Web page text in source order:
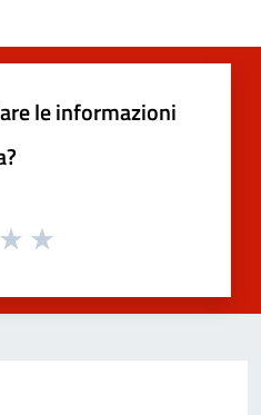
le informazioni